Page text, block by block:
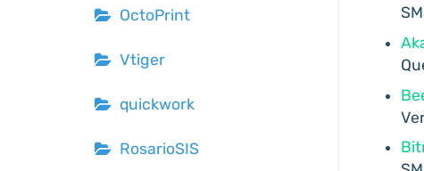
OctoPrint
Vtiger
quickwork
RosarioSIS